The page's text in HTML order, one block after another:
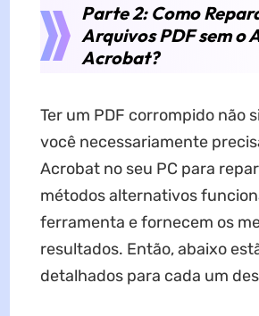
Parte 2: Como
Arquivos PDF sem o
Acrobat?
Ter um PDF corrompido não
você necessariamente
Acrobat no seu PC para
métodos alternativos
ferramenta e fornecem os
resultados. Então, abaixo
detalhados para cada um